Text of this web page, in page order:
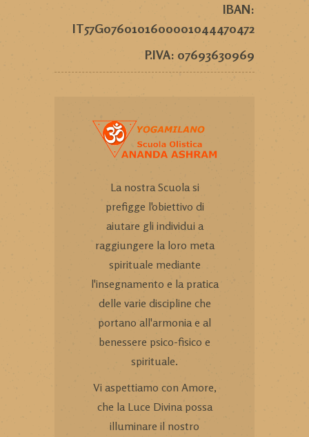
IBAN:
IT57G0760101600001044470472
P.IVA: 07693630969
La nostra Scuola si
prefigge l'obiettivo di
aiutare gli individui a
raggiungere la loro meta
spirituale mediante
l'insegnamento e la pratica
delle varie discipline che
portano all'armonia e al
benessere psico-fisico e
spirituale.
Vi aspettiamo con Amore,
che la Luce Divina possa
illuminare il nostro